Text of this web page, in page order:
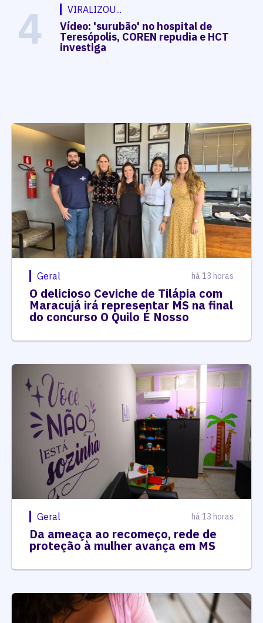
4 VIRALIZOU...
Vídeo: 'surubão' no hospital de
Teresópolis, COREN repudia e HCT
investiga
Geral há 13 horas
O delicioso Ceviche de Tilápia com
Maracujá irá representar MS na final
do concurso O Quilo É Nosso
Geral há 13 horas
Da ameaça ao recomeço, rede de
proteção à mulher avança em MS